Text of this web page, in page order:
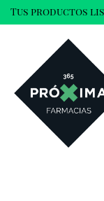
Tus productos